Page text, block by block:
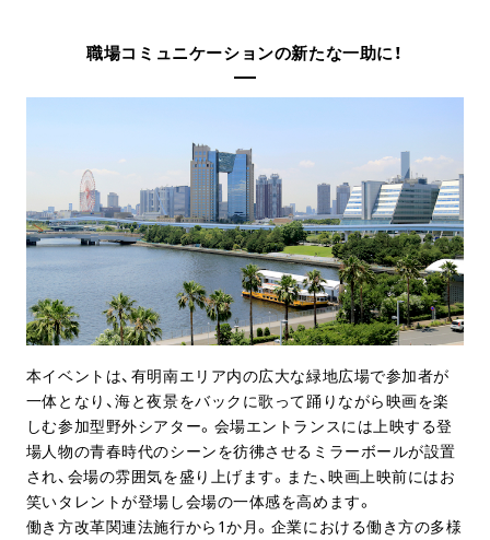
職場コミュニケーションの新たな一助に！
本イベントは、有明南エリア内の広大な緑地広場で参加者が
一体となり、海と夜景をバックに歌って踊りながら映画を楽
しむ参加型野外シアター。会場エントランスには上映する登
場人物の青春時代のシーンを彷彿させるミラーボールが設置
され、会場の雰囲気を盛り上げます。また、映画上映前にはお
笑いタレントが登場し会場の一体感を高めます。
働き方改革関連法施行から1か月。企業における働き方の多様